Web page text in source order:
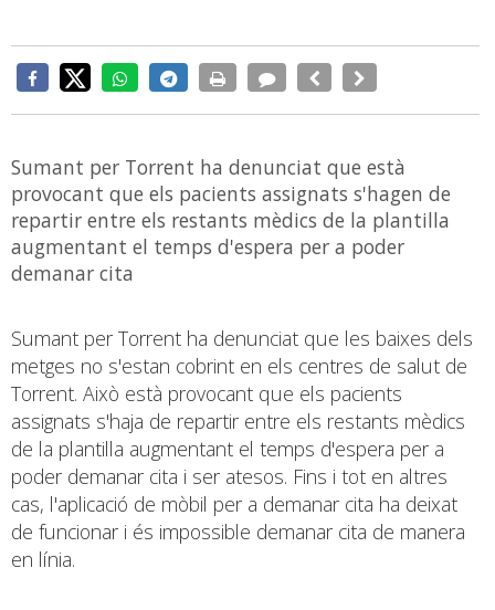
Sumant per Torrent ha denunciat que està
provocant que els pacients assignats s'hagen de
repartir entre els restants mèdics de la plantilla
augmentant el temps d'espera per a poder
demanar cita
Sumant per Torrent ha denunciat que les baixes dels
metges no s'estan cobrint en els centres de salut de
Torrent. Això està provocant que els pacients
assignats s'haja de repartir entre els restants mèdics
de la plantilla augmentant el temps d'espera per a
poder demanar cita i ser atesos. Fins i tot en altres
cas, l'aplicació de mòbil per a demanar cita ha deixat
de funcionar i és impossible demanar cita de manera
en línia.